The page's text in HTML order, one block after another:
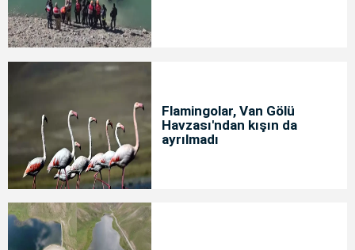
Flamingolar, Van Gölü
Havzası'ndan kışın da
ayrılmadı